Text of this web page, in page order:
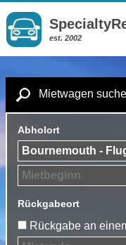
est. 2002
Mietwagen
Abholort
Rückgabeort
Rückgabe an